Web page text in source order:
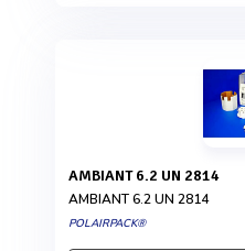
AMBIANT 6.2 UN 2814
AMBIANT 6.2 UN 2814
POLAIRPACK®